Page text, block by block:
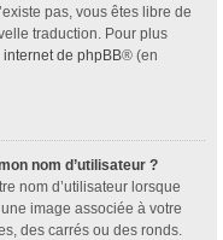
pas, vous êtes libre de
traduction. Pour plus
internet de phpBB® (en
nom d’utilisateur ?
nom d’utilisateur lorsque
image associée à votre
des carrés ou des ronds.